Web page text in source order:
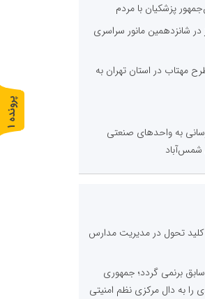
پزشکیان با مردم
غیرمجاز در شانزدهمین مانور سراسری
مهتاب در استان تهران به
به واحدهای صنعتی
شمس‌آباد
کلید تحول در مدیریت مدارس
برنمی گردد؛ جمهوری
را به دال مرکزی نظم امنیتی
پ
ر
و
ن
د
ه
1